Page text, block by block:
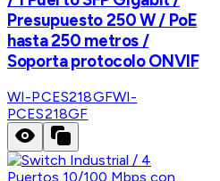
Presupuesto 250 W / PoE
hasta 250 metros /
Soporta protocolo ONVIF
WI-PCES218GFWI-
PCES218GF